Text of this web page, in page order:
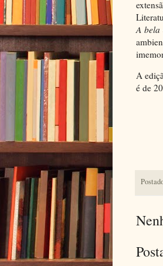
A
A
é de